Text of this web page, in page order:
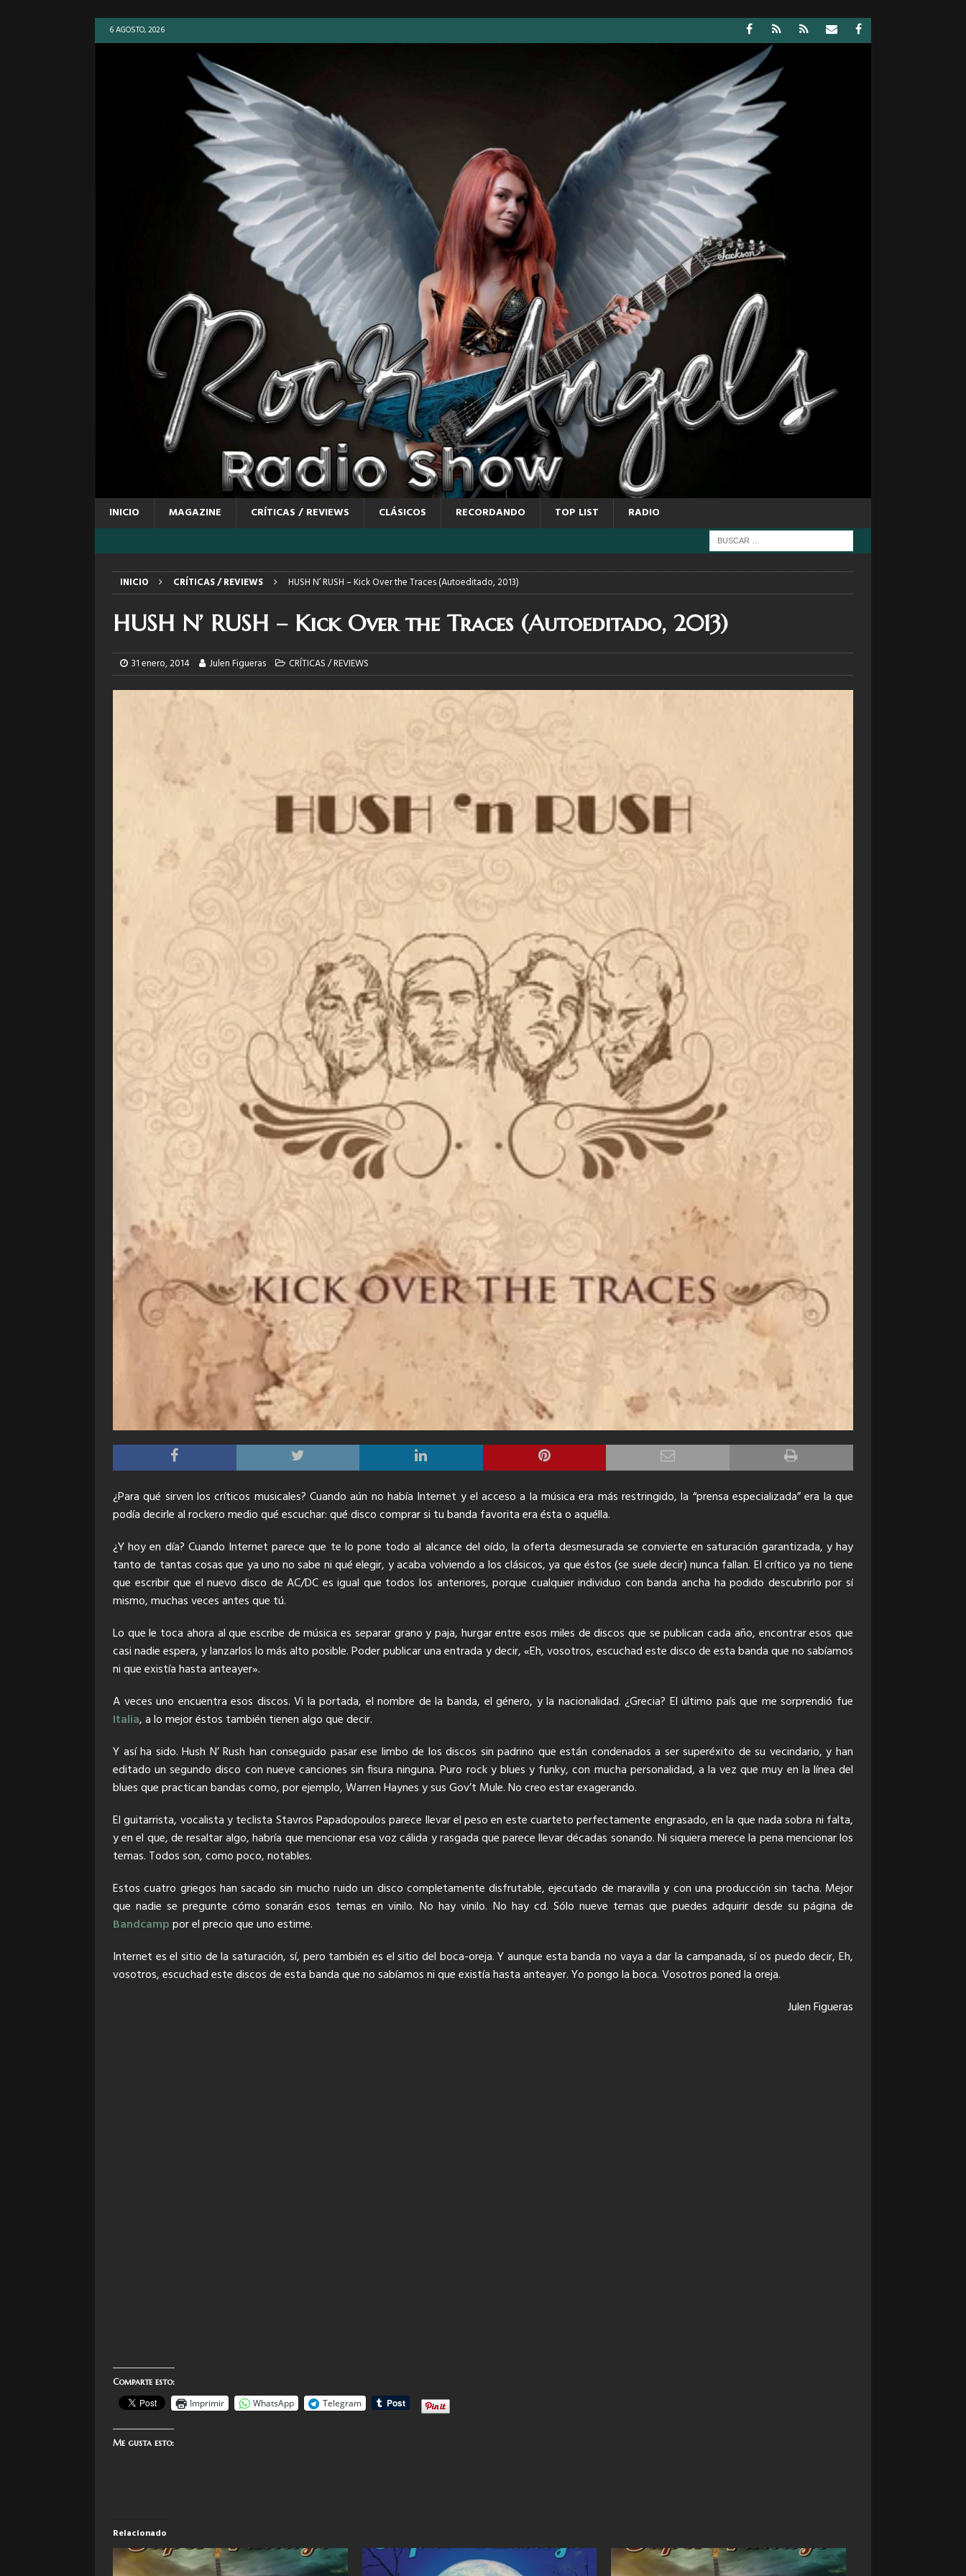
6 AGOSTO, 2026
INICIO MAGAZINE CRÍTICAS / REVIEWS CLÁSICOS RECORDANDO TOP LIST RADIO
INICIO CRÍTICAS / REVIEWS HUSH N’ RUSH – Kick Over the Traces (Autoeditado, 2013)
HUSH N’ RUSH – Kick Over the Traces (Autoeditado, 2013)
31 enero, 2014 Julen Figueras CRÍTICAS / REVIEWS
¿Para qué sirven los críticos musicales? Cuando aún no había Internet y el acceso a la música era más restringido, la “prensa especializada” era la que
podía decirle al rockero medio qué escuchar:qué disco comprar si tu banda favorita era ésta o aquélla.
¿Y hoy en día? Cuando Internet parece que te lo pone todo al alcance del oído, la oferta desmesurada se convierte en saturación garantizada, y hay
tanto de tantas cosas que ya uno no sabe ni qué elegir, y acaba volviendo a los clásicos, ya que éstos (se suele decir) nunca fallan. El crítico ya no tiene
que escribir que el nuevo disco de AC/DC es igual que todos los anteriores, porque cualquier individuo con banda ancha ha podido descubrirlo por sí
mismo, muchas veces antes que tú.
Lo que le toca ahora al que escribe de música es separar grano y paja, hurgar entre esos miles de discos que se publican cada año, encontrar esos que
casi nadie espera, y lanzarlos lo más alto posible. Poder publicar una entrada y decir, «Eh, vosotros, escuchad este disco de esta banda que no sabíamos
ni que existía hasta anteayer».
A veces uno encuentra esos discos. Vi la portada, el nombre de la banda, el género, y la nacionalidad. ¿Grecia? El último país que me sorprendió fue
Italia, a lo mejor éstos también tienen algo que decir.
Y así ha sido. Hush N’ Rush han conseguido pasar ese limbo de los discos sin padrino que están condenados a ser superéxito de su vecindario, y han
editado un segundo disco con nueve canciones sin fisura ninguna. Puro rock y blues y funky, con mucha personalidad, a la vez que muy en la línea del
blues que practican bandas como, por ejemplo, Warren Haynes y sus Gov’t Mule. No creo estar exagerando.
El guitarrista, vocalista y teclista Stavros Papadopoulos parece llevar el peso en este cuarteto perfectamente engrasado, en la que nada sobra ni falta,
y en el que, de resaltar algo, habría que mencionar esa voz cálida y rasgada que parece llevar décadas sonando. Ni siquiera merece la pena mencionar los
temas. Todos son, como poco, notables.
Estos cuatro griegos han sacado sin mucho ruido un disco completamente disfrutable, ejecutado de maravilla y con una producción sin tacha. Mejor
que nadie se pregunte cómo sonarán esos temas en vinilo. No hay vinilo. No hay cd. Sólo nueve temas que puedes adquirir desde su página de
Bandcamppor el precio que uno estime.
Internet es el sitio de la saturación, sí, pero también es el sitio del boca-oreja. Y aunque esta banda no vaya a dar la campanada, sí os puedo decir, Eh,
vosotros, escuchad este discos de esta banda que no sabíamos ni que existía hasta anteayer. Yo pongo la boca. Vosotros poned la oreja.
Julen Figueras
Comparte esto:
Imprimir WhatsApp Telegram
Me gusta esto:
Relacionado